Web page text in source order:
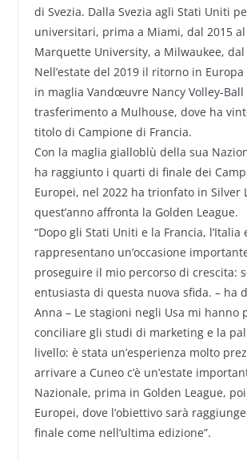
di Svezia. Dalla Svezia agli Stati Uniti
universitari, prima a Miami, dal 2015
Marquette University, a Milwaukee, dal
Nell’estate del 2019 il ritorno in Europa
in maglia Vandœuvre Nancy Volley-
trasferimento a Mulhouse, dove ha
titolo di Campione di Francia.
Con la maglia gialloblù della sua
ha raggiunto i quarti di finale dei
Europei, nel 2022 ha trionfato in Silver
quest’anno affronta la Golden League.
“Dopo gli Stati Uniti e la Francia, l’Italia
rappresentano un’occasione
proseguire il mio percorso di crescita:
entusiasta di questa nuova sfida. – ha
Anna – Le stagioni negli Usa mi hanno
conciliare gli studi di marketing e la
livello: è stata un’esperienza molto
arrivare a Cuneo c’è un’estate
Nazionale, prima in Golden League,
Europei, dove l’obiettivo sarà
finale come nell’ultima edizione”.